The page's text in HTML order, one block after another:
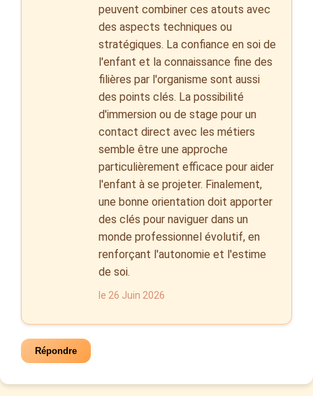
peuvent combiner ces atouts avec
des aspects techniques ou
stratégiques. La confiance en soi de
l'enfant et la connaissance fine des
filières par l'organisme sont aussi
des points clés. La possibilité
d'immersion ou de stage pour un
contact direct avec les métiers
semble être une approche
particulièrement efficace pour aider
l'enfant à se projeter. Finalement,
une bonne orientation doit apporter
des clés pour naviguer dans un
monde professionnel évolutif, en
renforçant l'autonomie et l'estime
de soi.
le 26 Juin 2026
Répondre